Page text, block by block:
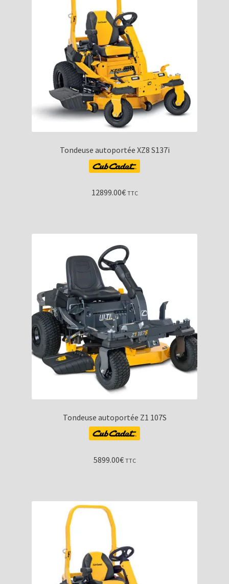
Tondeuse autoportée XZ8 S137i
12899.00€ TTC
Tondeuse autoportée Z1 107S
5899.00€ TTC